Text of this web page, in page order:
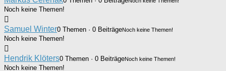
Noch keine Themen!
Samuel Winter0 Themen · 0 BeiträgeNoch keine Themen!
Noch keine Themen!
Hendrik Klöters0 Themen · 0 BeiträgeNoch keine Themen!
Noch keine Themen!